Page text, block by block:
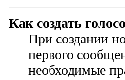
Как создать
При создании
первого
необходимые